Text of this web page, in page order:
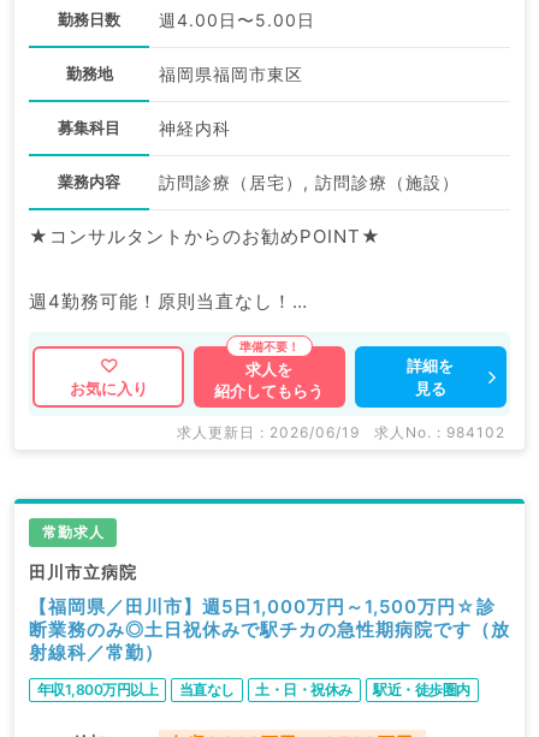
勤務日数 週4.00日〜5.00日
勤務地 福岡県福岡市東区
募集科目 神経内科
業務内容 訪問診療（居宅）, 訪問診療（施設）
★コンサルタントからのお勧めPOINT★
週4勤務可能！原則当直なし！
プライベートとの両立も可能です。
精神科訪問診療の募集です◎
マイナビDOCTORでは病院やクリニックなどの医療機
掲載情報以外にも産業医等の企業系求人も多数扱ってい
ます。
求人内容の詳細等はお気軽にお問合せ下さい。
お気に入り
求人を
紹介してもらう
詳細を
見る
求人更新日 : 2026/06/19 求人No. : 984102
常勤求人
田川市立病院
【福岡県／田川市】週5日1,000万円～1,500万円☆診
断業務のみ◎土日祝休みで駅チカの急性期病院です（放
射線科／常勤）
年収1,800万円以上 当直なし 土・日・祝休み 駅近・徒歩圏内